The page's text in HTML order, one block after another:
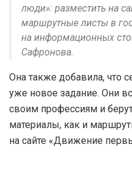
люди»: разместить на
маршрутные листы в
на информационных
Сафронова.
Она также добавила, что
уже новое задание. Они
своим профессиям и
материалы, как и
на сайте «Движение